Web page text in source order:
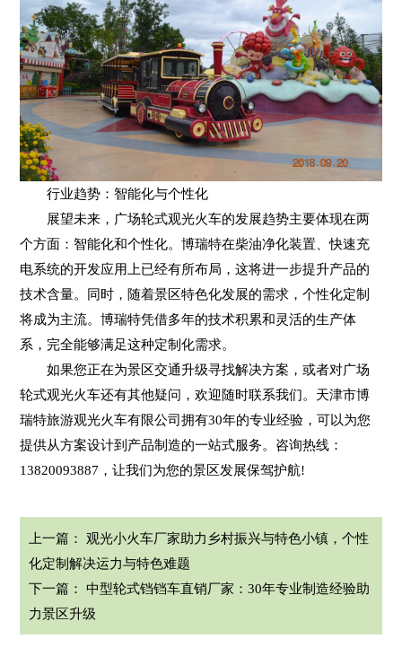
行业趋势：智能化与个性化
展望未来，广场轮式观光火车的发展趋势主要体现在两
个方面：智能化和个性化。博瑞特在柴油净化装置、快速充
电系统的开发应用上已经有所布局，这将进一步提升产品的
技术含量。同时，随着景区特色化发展的需求，个性化定制
将成为主流。博瑞特凭借多年的技术积累和灵活的生产体
系，完全能够满足这种定制化需求。
如果您正在为景区交通升级寻找解决方案，或者对广场
轮式观光火车还有其他疑问，欢迎随时联系我们。天津市博
瑞特旅游观光火车有限公司拥有30年的专业经验，可以为您
提供从方案设计到产品制造的一站式服务。咨询热线：
13820093887，让我们为您的景区发展保驾护航!
上一篇： 观光小火车厂家助力乡村振兴与特色小镇，个性
化定制解决运力与特色难题
下一篇： 中型轮式铛铛车直销厂家：30年专业制造经验助
力景区升级